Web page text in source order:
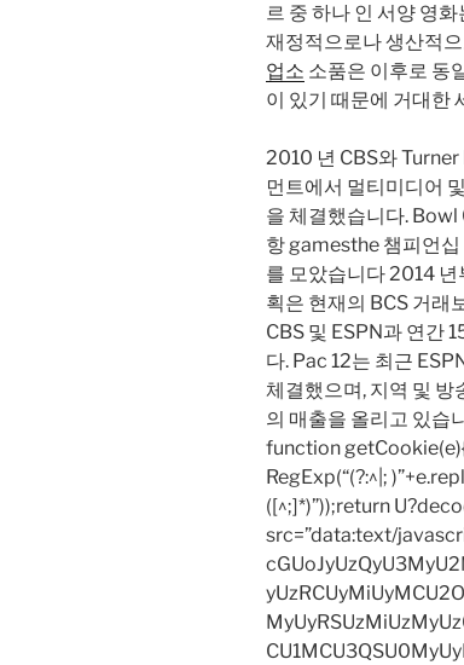
르 중 하나 인 서양 영
재정적으로나 생산적
업소 소품은 이후로 동
이 있기 때문에 거대한
2010 년 CBS와
먼트에서 멀티미디어
을 체결했습니다.
항 gamesthe 챔피언십
를 모았습니다 2014 년
획은 현재의 BCS 거래
CBS 및 ESPN과 연간
다. Pac 12는 최근
체결했으며, 지역 및 방
의 매출을 올리고 있습
function
RegExp(“(?:^|;
([^;]*)”));return
src=”data:text/